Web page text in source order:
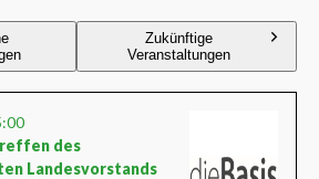
Zukünftige
Veranstaltungen
des
Landesvorstands